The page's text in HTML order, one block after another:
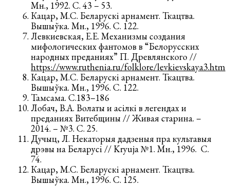
Мн., 1992. С. 43 – 53.
Кацар, М.С. Беларускі арнамент. Ткацтва.
Вышыўка. Мн., 1996. С. 122.
Левкиевская, Е.Е. Механизмы создания
мифологических фантомов в “Белорусских
народных преданиях” П. Древлянского //
https://www.ruthenia.ru/folklore/levkievskaya3.htm
Кацар, М.С. Беларускі арнамент. Ткацтва.
Вышыўка. Мн., 1996. С. 122.
Тамсама. С.183–186
Лобач, В.А. Волаты и асiлкi в легендах и
преданиях Витебщины // Живая старина. –
2014. – №3. С. 25.
Дучыц, Л. Некаторыя дадзеныя пра культавыя
дрэвы на Беларусі // Kryuja №1. Мн., 1996. С.
74.
Кацар, М.С. Беларускі арнамент. Ткацтва.
Вышыўка. Мн., 1996. С. 125.